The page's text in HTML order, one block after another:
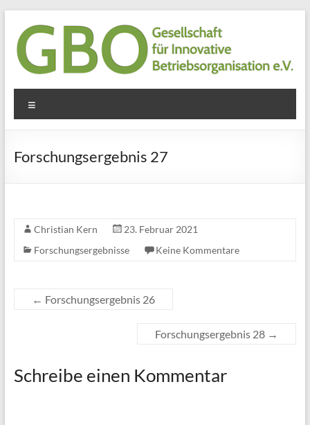
Inhalt
springen
GBO
e.V.
für
Forschungsergebnis 27
Christian Kern
23. Februar 2021
Forschungsergebnisse
Keine Kommentare
← Forschungsergebnis 26
Forschungsergebnis 28 →
Schreibe einen Kommentar